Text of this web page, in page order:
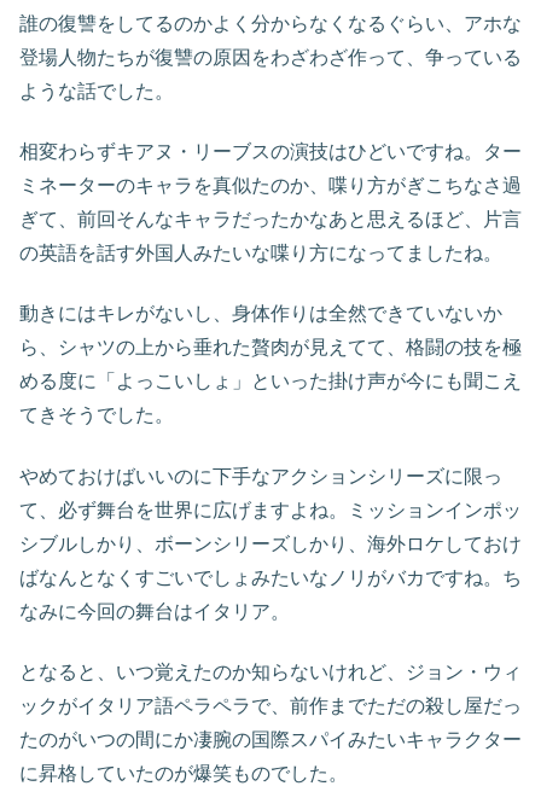
誰の復讐をしてるのかよく分からなくなるぐらい、アホな
登場人物たちが復讐の原因をわざわざ作って、争っている
ような話でした。
相変わらずキアヌ・リーブスの演技はひどいですね。ター
ミネーターのキャラを真似たのか、喋り方がぎこちなさ過
ぎて、前回そんなキャラだったかなあと思えるほど、片言
の英語を話す外国人みたいな喋り方になってましたね。
動きにはキレがないし、身体作りは全然できていないか
ら、シャツの上から垂れた贅肉が見えてて、格闘の技を極
める度に「よっこいしょ」といった掛け声が今にも聞こえ
てきそうでした。
やめておけばいいのに下手なアクションシリーズに限っ
て、必ず舞台を世界に広げますよね。ミッションインポッ
シブルしかり、ボーンシリーズしかり、海外ロケしておけ
ばなんとなくすごいでしょみたいなノリがバカですね。ち
なみに今回の舞台はイタリア。
となると、いつ覚えたのか知らないけれど、ジョン・ウィ
ックがイタリア語ペラペラで、前作までただの殺し屋だっ
たのがいつの間にか凄腕の国際スパイみたいキャラクター
に昇格していたのが爆笑ものでした。